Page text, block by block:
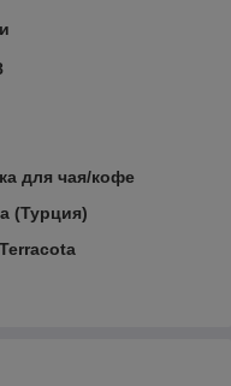
для чая/кофе
(Турция)